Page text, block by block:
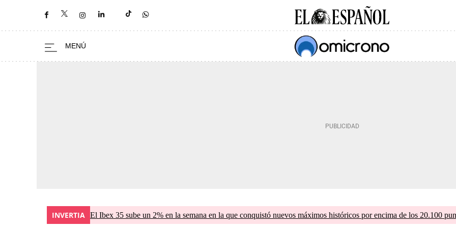
INVERTIA El Ibex 35 sube un 2% en la semana en la que conquistó nuevos máximos históricos por encima de los 20.100